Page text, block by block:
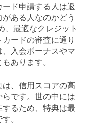
ド申請する人は返
ある人なのかどう
、最適なクレジット
ードの審査に通り
入会ボーナスやマ
あります。
、信用スコアの高
です。世の中には
るため、特典は最
。